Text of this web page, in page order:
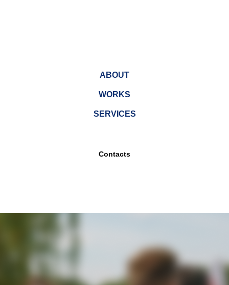
ABOUT
WORKS
SERVICES
Contacts